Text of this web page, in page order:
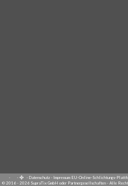
· · · Datenschutz · Impressum EU-Online-Schlichtungs-
© 2016 - 2026 SupraTix GmbH oder Partnergesellschaften - Alle